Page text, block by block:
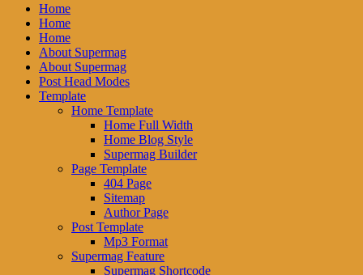
Home
Home
Home
About Supermag
About Supermag
Post Head Modes
Template
Home Template
Home Full Width
Home Blog Style
Supermag Builder
Page Template
404 Page
Sitemap
Author Page
Post Template
Mp3 Format
Supermag Feature
Supermag Shortcode